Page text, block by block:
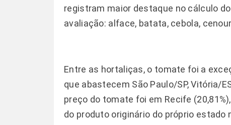
registram maior destaque no cálculo
avaliação: alface, batata, cebola,
Entre as hortaliças, o tomate foi a
que abastecem São Paulo/SP, Vitória/
preço do tomate foi em Recife
do produto originário do próprio estado